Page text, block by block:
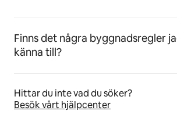
Finns det några byggnadsregler
känna till?
Hittar du inte vad du söker?
Besök vårt hjälpcenter